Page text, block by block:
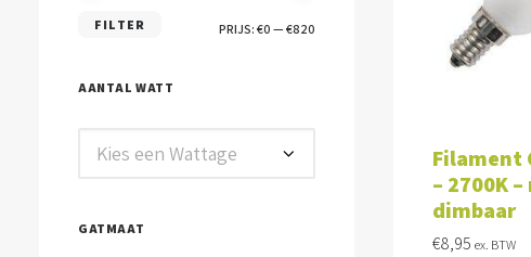
FILTER PRIJS: €0 — €820
AANTAL WATT
Kies een Wattage
GATMAAT
Filament
– 2700K
dimbaar
€8,95 ex. BTW